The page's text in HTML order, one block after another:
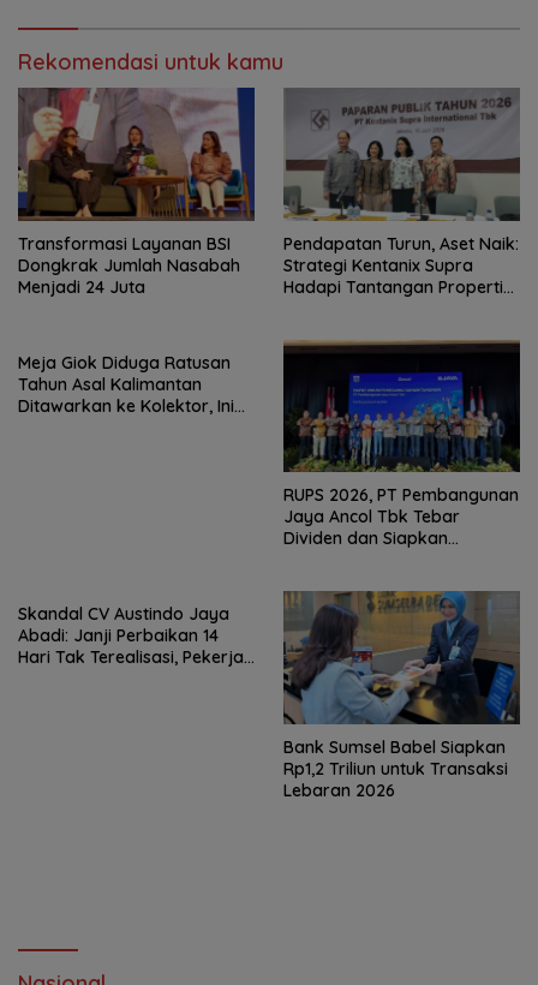
Rekomendasi untuk kamu
Transformasi Layanan BSI
Dongkrak Jumlah Nasabah
Menjadi 24 Juta
Pendapatan Turun, Aset Naik:
Strategi Kentanix Supra
Hadapi Tantangan Properti
Meja Giok Diduga Ratusan
Tahun Asal Kalimantan
Ditawarkan ke Kolektor, Ini
RUPS 2026, PT Pembangunan
Jaya Ancol Tbk Tebar
Dividen dan Siapkan
Skandal CV Austindo Jaya
Abadi: Janji Perbaikan 14
Hari Tak Terealisasi, Pekerja
Bank Sumsel Babel Siapkan
Rp1,2 Triliun untuk Transaksi
Lebaran 2026